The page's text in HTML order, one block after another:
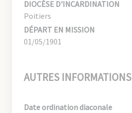
DIOCÈSE D'INCARDINATION
Poitiers
DÉPART EN MISSION
01/05/1901
AUTRES INFORMATIONS
Date ordination diaconale